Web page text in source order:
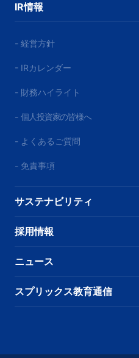
IR情報
- 経営方針
- IRカレンダー
- 財務ハイライト
- 個人投資家の皆様へ
- よくあるご質問
- 免責事項
サステナビリティ
採用情報
ニュース
スプリックス教育通信